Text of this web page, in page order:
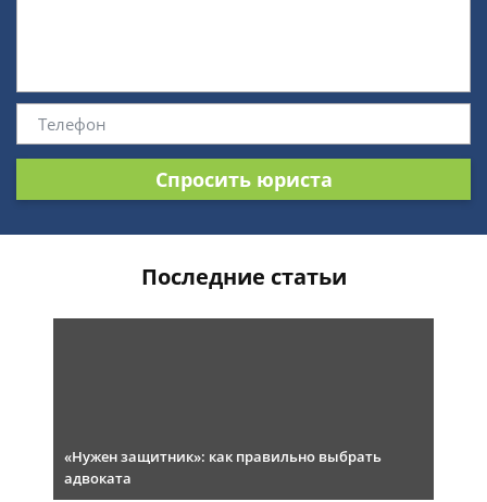
Спросить юриста
Последние статьи
«Нужен защитник»: как правильно выбрать
адвоката